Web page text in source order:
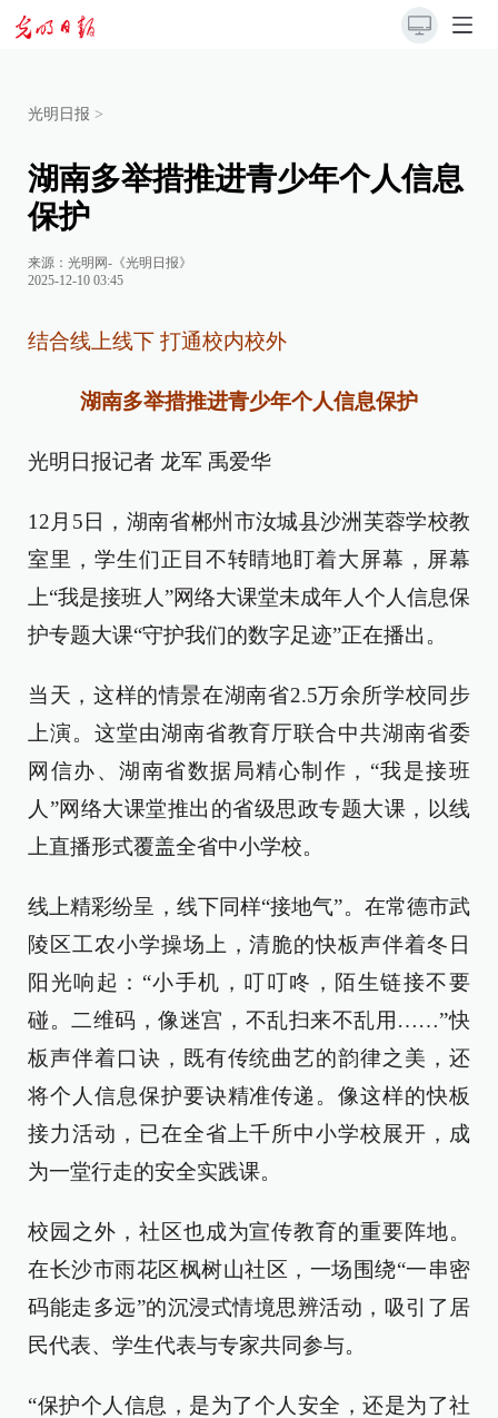
光明日报 >
湖南多举措推进青少年个人信息
保护
来源： 光明网-《光明日报》
2025-12-10 03:45
结合线上线下 打通校内校外
湖南多举措推进青少年个人信息保护
光明日报记者 龙军 禹爱华
12月5日，湖南省郴州市汝城县沙洲芙蓉学校教
室里，学生们正目不转睛地盯着大屏幕，屏幕
上“我是接班人”网络大课堂未成年人个人信息保
护专题大课“守护我们的数字足迹”正在播出。
当天，这样的情景在湖南省2.5万余所学校同步
上演。这堂由湖南省教育厅联合中共湖南省委
网信办、湖南省数据局精心制作，“我是接班
人”网络大课堂推出的省级思政专题大课，以线
上直播形式覆盖全省中小学校。
线上精彩纷呈，线下同样“接地气”。在常德市武
陵区工农小学操场上，清脆的快板声伴着冬日
阳光响起：“小手机，叮叮咚，陌生链接不要
碰。二维码，像迷宫，不乱扫来不乱用……”快
板声伴着口诀，既有传统曲艺的韵律之美，还
将个人信息保护要诀精准传递。像这样的快板
接力活动，已在全省上千所中小学校展开，成
为一堂行走的安全实践课。
校园之外，社区也成为宣传教育的重要阵地。
在长沙市雨花区枫树山社区，一场围绕“一串密
码能走多远”的沉浸式情境思辨活动，吸引了居
民代表、学生代表与专家共同参与。
“保护个人信息，是为了个人安全，还是为了社